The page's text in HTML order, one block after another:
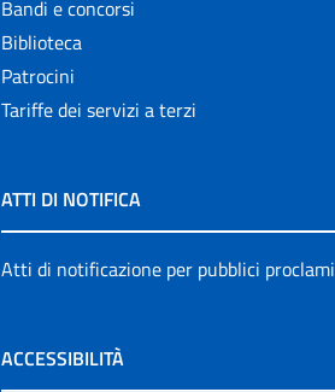
Bandi e concorsi
Biblioteca
Patrocini
Tariffe dei servizi a terzi
ATTI DI NOTIFICA
Atti di notificazione per pubblici proclami
ACCESSIBILITÀ